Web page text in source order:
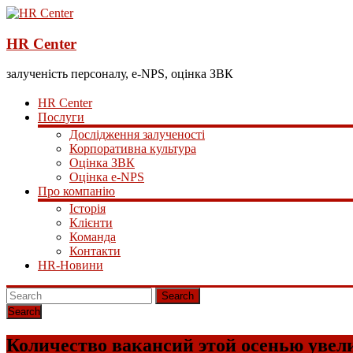
HR Center
залученість персоналу, e-NPS, оцінка ЗВК
HR Center
Послуги
Дослідження залученості
Корпоративна культура
Оцінка ЗВК
Оцінка e-NPS
Про компанію
Історія
Клієнти
Команда
Контакти
HR-Новини
Search
Количество вакансий этой осенью